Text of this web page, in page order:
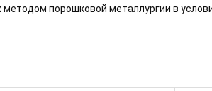
порошковой металлургии в